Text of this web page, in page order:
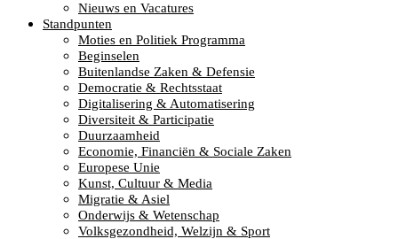
Nieuws en Vacatures
Standpunten
Moties en Politiek Programma
Beginselen
Buitenlandse Zaken & Defensie
Democratie & Rechtsstaat
Digitalisering & Automatisering
Diversiteit & Participatie
Duurzaamheid
Economie, Financiën & Sociale Zaken
Europese Unie
Kunst, Cultuur & Media
Migratie & Asiel
Onderwijs & Wetenschap
Volksgezondheid, Welzijn & Sport